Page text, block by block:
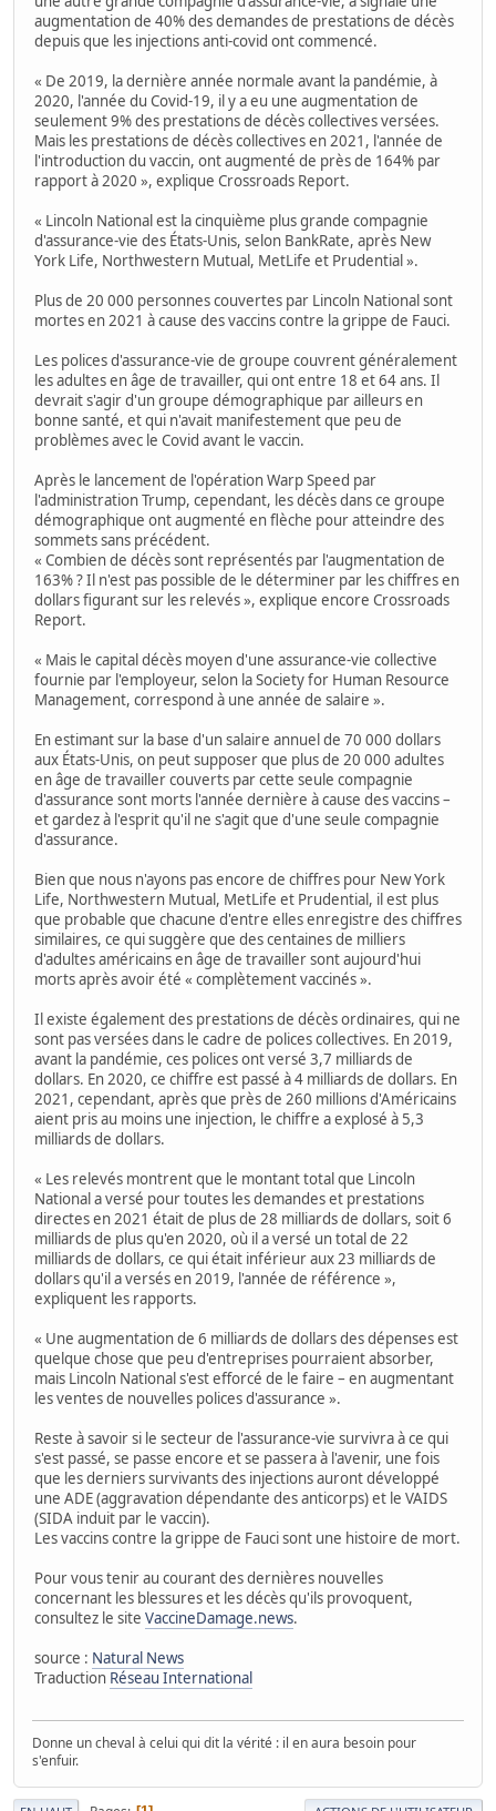
augmentation de 40% des demandes de prestations de décès
depuis que les injections anti-covid ont commencé.
« De 2019, la dernière année normale avant la pandémie, à
2020, l'année du Covid-19, il y a eu une augmentation de
seulement 9% des prestations de décès collectives versées.
Mais les prestations de décès collectives en 2021, l'année de
l'introduction du vaccin, ont augmenté de près de 164% par
rapport à 2020 », explique Crossroads Report.
« Lincoln National est la cinquième plus grande compagnie
d'assurance-vie des États-Unis, selon BankRate, après New
York Life, Northwestern Mutual, MetLife et Prudential ».
Plus de 20 000 personnes couvertes par Lincoln National sont
mortes en 2021 à cause des vaccins contre la grippe de Fauci.
Les polices d'assurance-vie de groupe couvrent généralement
les adultes en âge de travailler, qui ont entre 18 et 64 ans. Il
devrait s'agir d'un groupe démographique par ailleurs en
bonne santé, et qui n'avait manifestement que peu de
problèmes avec le Covid avant le vaccin.
Après le lancement de l'opération Warp Speed par
l'administration Trump, cependant, les décès dans ce groupe
démographique ont augmenté en flèche pour atteindre des
sommets sans précédent.
« Combien de décès sont représentés par l'augmentation de
163% ? Il n'est pas possible de le déterminer par les chiffres en
dollars figurant sur les relevés », explique encore Crossroads
Report.
« Mais le capital décès moyen d'une assurance-vie collective
fournie par l'employeur, selon la Society for Human Resource
Management, correspond à une année de salaire ».
En estimant sur la base d'un salaire annuel de 70 000 dollars
aux États-Unis, on peut supposer que plus de 20 000 adultes
en âge de travailler couverts par cette seule compagnie
d'assurance sont morts l'année dernière à cause des vaccins –
et gardez à l'esprit qu'il ne s'agit que d'une seule compagnie
d'assurance.
Bien que nous n'ayons pas encore de chiffres pour New York
Life, Northwestern Mutual, MetLife et Prudential, il est plus
que probable que chacune d'entre elles enregistre des chiffres
similaires, ce qui suggère que des centaines de milliers
d'adultes américains en âge de travailler sont aujourd'hui
morts après avoir été « complètement vaccinés ».
Il existe également des prestations de décès ordinaires, qui ne
sont pas versées dans le cadre de polices collectives. En 2019,
avant la pandémie, ces polices ont versé 3,7 milliards de
dollars. En 2020, ce chiffre est passé à 4 milliards de dollars. En
2021, cependant, après que près de 260 millions d'Américains
aient pris au moins une injection, le chiffre a explosé à 5,3
milliards de dollars.
« Les relevés montrent que le montant total que Lincoln
National a versé pour toutes les demandes et prestations
directes en 2021 était de plus de 28 milliards de dollars, soit 6
milliards de plus qu'en 2020, où il a versé un total de 22
milliards de dollars, ce qui était inférieur aux 23 milliards de
dollars qu'il a versés en 2019, l'année de référence »,
expliquent les rapports.
« Une augmentation de 6 milliards de dollars des dépenses est
quelque chose que peu d'entreprises pourraient absorber,
mais Lincoln National s'est efforcé de le faire – en augmentant
les ventes de nouvelles polices d'assurance ».
Reste à savoir si le secteur de l'assurance-vie survivra à ce qui
s'est passé, se passe encore et se passera à l'avenir, une fois
que les derniers survivants des injections auront développé
une ADE (aggravation dépendante des anticorps) et le VAIDS
(SIDA induit par le vaccin).
Les vaccins contre la grippe de Fauci sont une histoire de mort.
Pour vous tenir au courant des dernières nouvelles
concernant les blessures et les décès qu'ils provoquent,
consultez le site VaccineDamage.news.
source : Natural News
Traduction Réseau International
Donne un cheval à celui qui dit la vérité : il en aura besoin pour
s'enfuir.